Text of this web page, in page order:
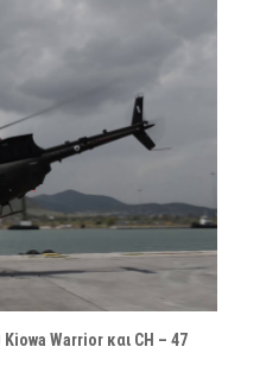
Warrior και CH – 47